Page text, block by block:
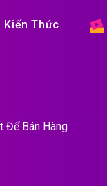
Kiến Thức
Để Bán Hàng